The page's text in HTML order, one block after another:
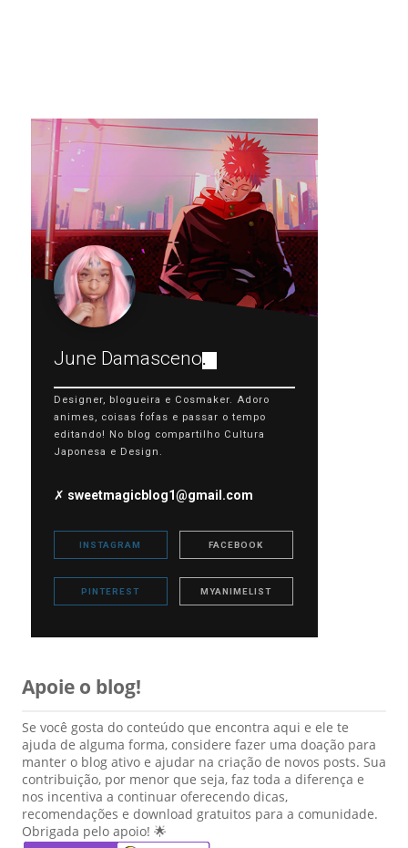
June Damasceno.
Designer, blogueira e Cosmaker. Adoro
animes, coisas fofas e passar o tempo
editando! No blog compartilho Cultura
Japonesa e Design.
✗ sweetmagicblog1@gmail.com
INSTAGRAM FACEBOOK
PINTEREST MYANIMELIST
Apoie o blog!
Se você gosta do conteúdo que encontra aqui e ele te
ajuda de alguma forma, considere fazer uma doação para
manter o blog ativo e ajudar na criação de novos posts. Sua
contribuição, por menor que seja, faz toda a diferença e
nos incentiva a continuar oferecendo dicas,
recomendações e download gratuitos para a comunidade.
Obrigada pelo apoio! 🌟